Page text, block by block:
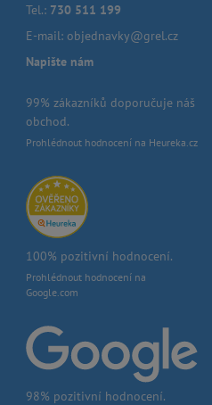
Tel.: 730 511 199
E-mail: objednavky@grel.cz
Napište nám
99% zákazníků doporučuje náš
obchod.
Prohlédnout hodnocení na Heureka.cz
100% pozitivní hodnocení.
Prohlédnout hodnocení na
Google.com
98% pozitivní hodnocení.